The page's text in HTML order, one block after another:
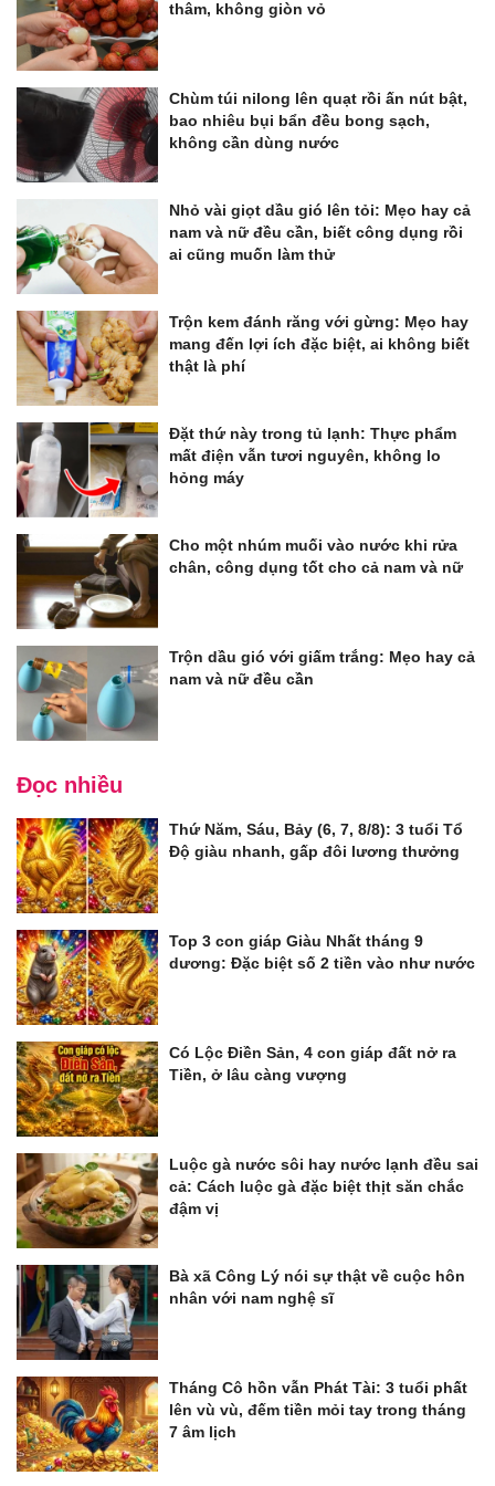
thâm, không giòn vỏ
Chùm túi nilong lên quạt rồi ấn nút bật,
bao nhiêu bụi bẩn đều bong sạch,
không cần dùng nước
Nhỏ vài giọt dầu gió lên tỏi: Mẹo hay cả
nam và nữ đều cần, biết công dụng rồi
ai cũng muốn làm thử
Trộn kem đánh răng với gừng: Mẹo hay
mang đến lợi ích đặc biệt, ai không biết
thật là phí
Đặt thứ này trong tủ lạnh: Thực phẩm
mất điện vẫn tươi nguyên, không lo
hỏng máy
Cho một nhúm muối vào nước khi rửa
chân, công dụng tốt cho cả nam và nữ
Trộn dầu gió với giấm trắng: Mẹo hay cả
nam và nữ đều cần
Đọc nhiều
Thứ Năm, Sáu, Bảy (6, 7, 8/8): 3 tuổi Tổ
Độ giàu nhanh, gấp đôi lương thưởng
Top 3 con giáp Giàu Nhất tháng 9
dương: Đặc biệt số 2 tiền vào như nước
Có Lộc Điền Sản, 4 con giáp đất nở ra
Tiền, ở lâu càng vượng
Luộc gà nước sôi hay nước lạnh đều sai
cả: Cách luộc gà đặc biệt thịt săn chắc
đậm vị
Bà xã Công Lý nói sự thật về cuộc hôn
nhân với nam nghệ sĩ
Tháng Cô hồn vẫn Phát Tài: 3 tuổi phất
lên vù vù, đếm tiền mỏi tay trong tháng
7 âm lịch